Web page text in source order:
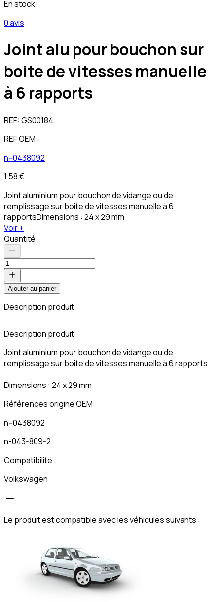
En stock
0 avis
Joint alu pour bouchon sur
boite de vitesses manuelle
à 6 rapports
REF:GS00184
REF OEM :
n--0438092
1,58 €
Joint aluminium pour bouchon de vidange ou de
remplissage sur boite de vitesses manuelle à 6
rapportsDimensions : 24 x 29 mm
Voir +
Quantité
Ajouter au panier
Description produit
Description produit
Joint aluminium pour bouchon de vidange ou de
remplissage sur boite de vitesses manuelle à 6 rapports
Dimensions : 24 x 29 mm
Références origine OEM
n--0438092
n-043-809-2
Compatibilité
Volkswagen
Le produit est compatible avec les véhicules suivants :